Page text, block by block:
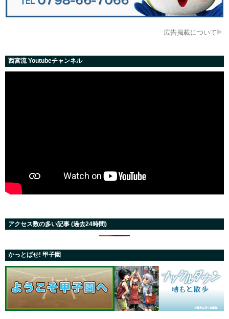
広告掲載について
西宮流 Youtubeチャンネル
アクセス数の多い記事 (過去24時間)
かっとばせ! 甲子園